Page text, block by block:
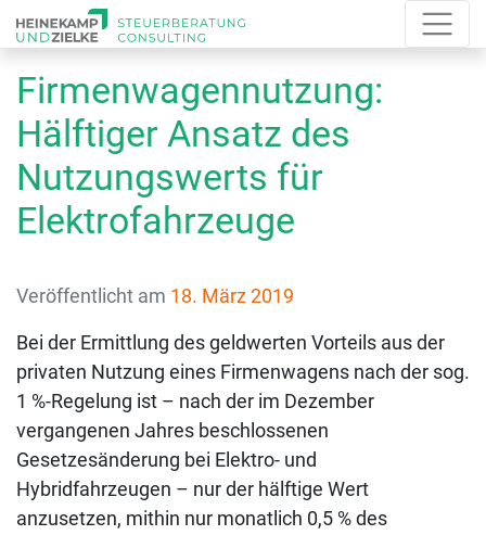
Firmenwagennutzung:
Hälftiger Ansatz des
Nutzungswerts für
Elektrofahrzeuge
Veröffentlicht am 18. März 2019
Bei der Ermittlung des geldwerten Vorteils aus der
privaten Nutzung eines Firmenwagens nach der sog.
1 %-Regelung ist – nach der im Dezember
vergangenen Jahres beschlossenen
Gesetzesänderung bei Elektro- und
Hybridfahrzeugen – nur der hälftige Wert
anzusetzen, mithin nur monatlich 0,5 % des